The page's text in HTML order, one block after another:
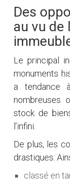
Des
au vu de
Le principal
monuments
a tendance
nombreuses
stock de
l’infini.
De plus, les
drastiques.
classé en